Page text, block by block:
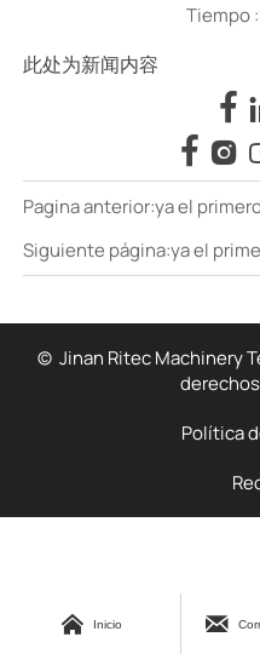
Tiempo
此处为新闻内容

 
Pagina anterior:ya el
Siguiente página:ya el
© Jinan Ritec Machinery
Política
 Inicio 